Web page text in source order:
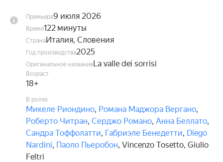
Премьера9 июля 2026
Время122 минуты
СтранаИталия, Словения
Год производства2025
Оригинальное названиеLa valle dei sorrisi
Возраст
18+
В ролях
Микеле Риондино, Романа Маджора Вергано,
Роберто Читран, Серджо Романо, Анна Беллато,
Сандра Тоффолатти, Габриэле Бенедетти, Diego
Nardini, Паоло Пьеробон, Vincenzo Tosetto, Giulio
Feltri